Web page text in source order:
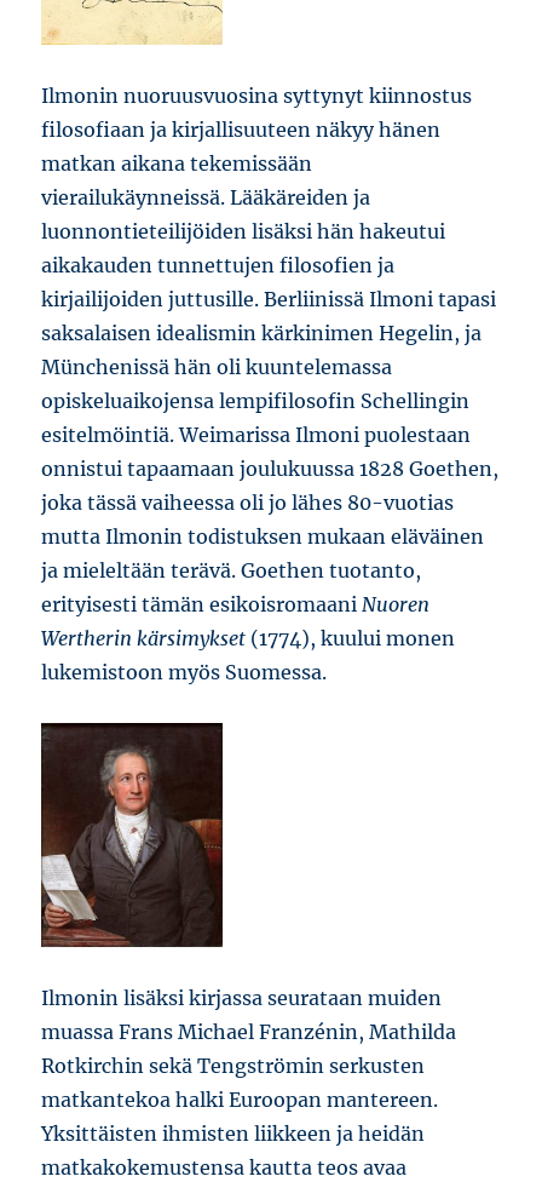
Ilmonin nuoruusvuosina syttynyt kiinnostus
filosofiaan ja kirjallisuuteen näkyy hänen
matkan aikana tekemissään
vierailukäynneissä. Lääkäreiden ja
luonnontieteilijöiden lisäksi hän hakeutui
aikakauden tunnettujen filosofien ja
kirjailijoiden juttusille. Berliinissä Ilmoni tapasi
saksalaisen idealismin kärkinimen Hegelin, ja
Münchenissä hän oli kuuntelemassa
opiskeluaikojensa lempifilosofin Schellingin
esitelmöintiä. Weimarissa Ilmoni puolestaan
onnistui tapaamaan joulukuussa 1828 Goethen,
joka tässä vaiheessa oli jo lähes 80-vuotias
mutta Ilmonin todistuksen mukaan eläväinen
ja mieleltään terävä. Goethen tuotanto,
erityisesti tämän esikoisromaaniNuoren
Wertherin kärsimykset (1774), kuului monen
lukemistoon myös Suomessa.
Ilmonin lisäksi kirjassa seurataan muiden
muassa Frans Michael Franzénin, Mathilda
Rotkirchin sekä Tengströmin serkusten
matkantekoa halki Euroopan mantereen.
Yksittäisten ihmisten liikkeen ja heidän
matkakokemustensa kautta teos avaa